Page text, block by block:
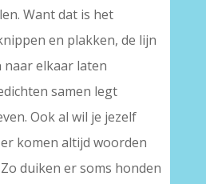
Want dat is het
en plakken, de lijn
naar elkaar laten
samen legt
Ook al wil je jezelf
komen altijd woorden
duiken er soms honden